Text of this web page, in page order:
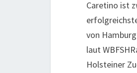
Caretino ist
von
laut
Holsteiner